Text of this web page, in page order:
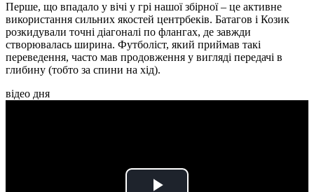
Перше, що впадало у вічі у грі нашої збірної – це активне
використання сильних якостей центрбеків. Батагов і Козик
розкидували точні діагоналі по флангах, де завжди
створювалась ширина. Футболіст, який приймав такі
переведення, часто мав продовження у вигляді передачі в
глибину (тобто за спини на хід).
відео дня